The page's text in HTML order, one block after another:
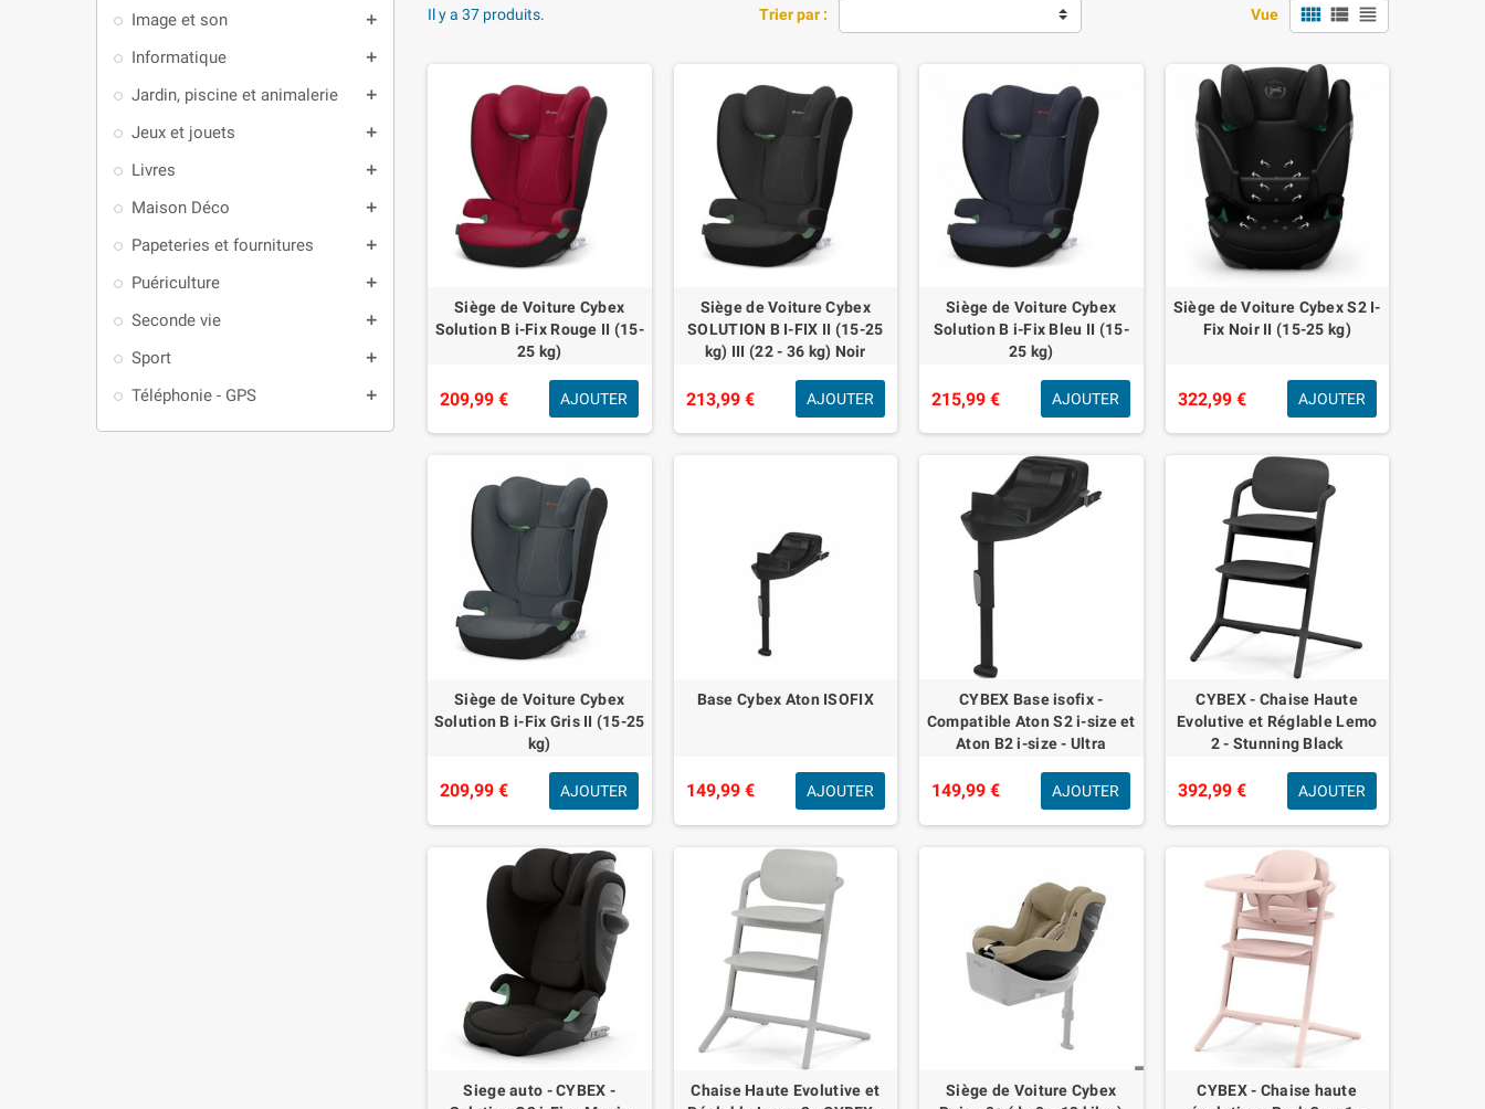
Image et son add
Informatique add
Jardin, piscine et animalerie add
Jeux et jouets add
Livres add
Maison Déco add
Papeteries et fournitures add
Puériculture add
Seconde vie add
Sport add
Téléphonie - GPS add
Trier par : Vue view_comfy view_list view_headline
Il y a 37 produits.
Siège de Voiture Cybex
Solution B i-Fix Rouge II (15-
25 kg)
209,99 € AJOUTER
Siège de Voiture Cybex
SOLUTION B I-FIX II (15-25
kg) III (22 - 36 kg) Noir
213,99 € AJOUTER
Siège de Voiture Cybex
Solution B i-Fix Bleu II (15-
25 kg)
215,99 € AJOUTER
Siège de Voiture Cybex S2 I-
Fix Noir II (15-25 kg)
322,99 € AJOUTER
Siège de Voiture Cybex
Solution B i-Fix Gris II (15-25
kg)
209,99 € AJOUTER
Base Cybex Aton ISOFIX
149,99 € AJOUTER
CYBEX Base isofix -
Compatible Aton S2 i-size et
Aton B2 i-size - Ultra
149,99 € AJOUTER
CYBEX - Chaise Haute
Evolutive et Réglable Lemo
2 - Stunning Black
392,99 € AJOUTER
Siege auto - CYBEX -
Chaise Haute Evolutive et
Siège de Voiture Cybex
CYBEX - Chaise haute